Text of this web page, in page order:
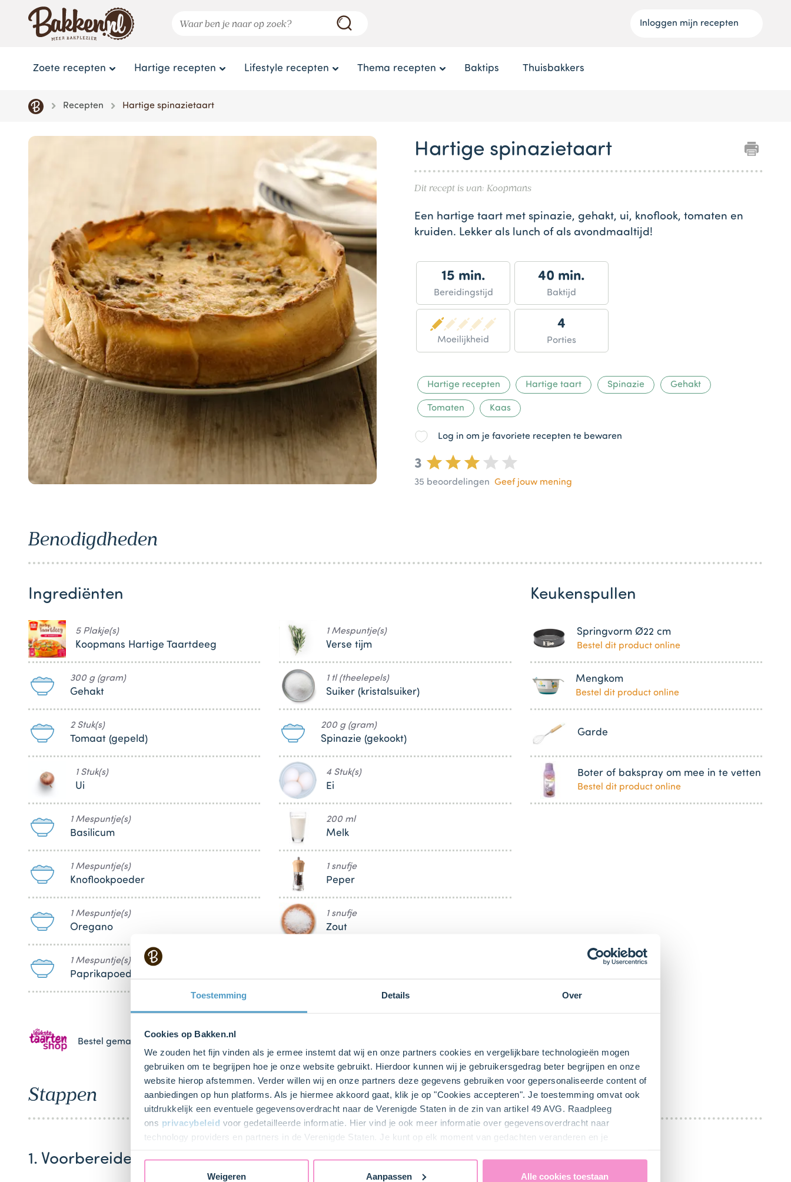
Toestemming Details Over
Cookies op Bakken.nl
We zouden het fijn vinden als je ermee instemt dat wij en onze partners cookies en vergelijkbare technologieën mogen
gebruiken om te begrijpen hoe je onze website gebruikt. Hierdoor kunnen wij je gebruikersgedrag beter begrijpen en onze
website hierop afstemmen. Verder willen wij en onze partners deze gegevens gebruiken voor gepersonaliseerde content of
aanbiedingen op hun platforms. Als je hiermee akkoord gaat, klik je op "Cookies accepteren". Je toestemming omvat ook
uitdrukkelijk een eventuele gegevensoverdracht naar de Verenigde Staten in de zin van artikel 49 AVG. Raadpleeg
ons privacybeleid voor gedetailleerde informatie. Hier vind je ook meer informatie over gegevensoverdracht naar
technology providers en partners in de Verenigde Staten. Je kunt op elk moment van gedachten veranderen en je
Weigeren Aanpassen Alle cookies toestaan
Inloggen mijn recepten
Zoete recepten Hartige recepten Lifestyle recepten Thema recepten Baktips Thuisbakkers
Recepten Hartige spinazietaart
Hartige spinazietaart
Dit recept is van: Koopmans
1
Een hartige taart met spinazie, gehakt, ui, knoflook, tomaten en
kruiden. Lekker als lunch of als avondmaaltijd!
15 min.
Bereidingstijd
40 min.
Baktijd
Moeilijkheid
4
Porties
Hartige recepten Hartige taart Spinazie Gehakt
Tomaten Kaas
Log in om je favoriete recepten te bewaren
3
35 beoordelingen Geef jouw mening
Benodigdheden
Ingrediënten
5 Plakje(s)
Koopmans Hartige Taartdeeg
300 g (gram)
Gehakt
2 Stuk(s)
Tomaat (gepeld)
1 Stuk(s)
Ui
1 Mespuntje(s)
Basilicum
1 Mespuntje(s)
Knoflookpoeder
1 Mespuntje(s)
Oregano
1 Mespuntje(s)
Paprikapoeder
1 Mespuntje(s)
Verse tijm
1 tl (theelepels)
Suiker (kristalsuiker)
200 g (gram)
Spinazie (gekookt)
4 Stuk(s)
Ei
200 ml
Melk
1 snufje
Peper
1 snufje
Zout
Keukenspullen
Springvorm Ø22 cm
Bestel dit product online
Mengkom
Bestel dit product online
Garde
Boter of bakspray om mee in te vetten
Bestel dit product online
Bestel gemakkelijk en snel je bakproducten bij ons zusje
Stappen
1. Voorbereiden